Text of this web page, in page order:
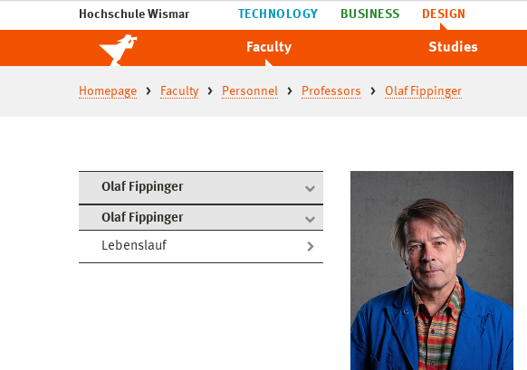
Hochschule Wismar TECHNOLOGY BUSINESS DESIGN
Faculty Studies
Homepage Faculty Personnel Professors Olaf Fippinger
Olaf Fippinger
Olaf Fippinger
Lebenslauf